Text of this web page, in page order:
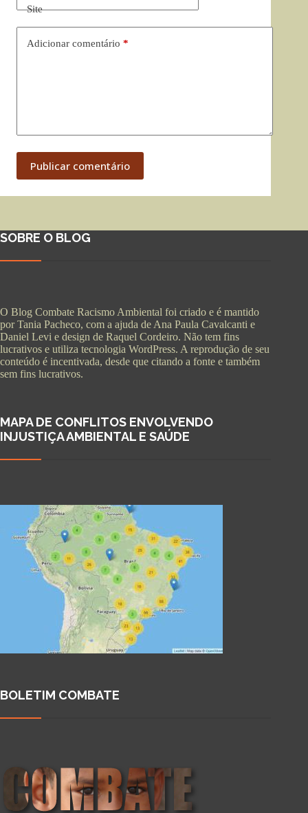
Site
Adicionar comentário *
Publicar comentário
SOBRE O BLOG
O Blog Combate Racismo Ambiental foi criado e é mantido
por Tania Pacheco, com a ajuda de Ana Paula Cavalcanti e
Daniel Levi e design de Raquel Cordeiro. Não tem fins
lucrativos e utiliza tecnologia WordPress. A reprodução de seu
conteúdo é incentivada, desde que citando a fonte e também
sem fins lucrativos.
MAPA DE CONFLITOS ENVOLVENDO
INJUSTIÇA AMBIENTAL E SAÚDE
BOLETIM COMBATE